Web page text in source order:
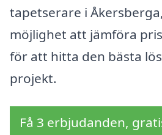
tapetserare i
möjlighet att jämföra
för att hitta den bästa
projekt.
Få 3 erbjudanden,